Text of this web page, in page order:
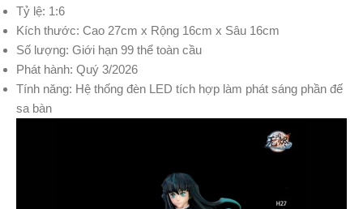
Tỷ lệ: 1:6
Kích thước: Cao 27cm x Rộng 16cm x Sâu 16cm
Số lượng: Giới hạn 99 thể toàn cầu
Phát hành: Quý 3/2026
Tính năng: Hệ thống đèn LED tích hợp làm phát sáng phần đế
sa bàn